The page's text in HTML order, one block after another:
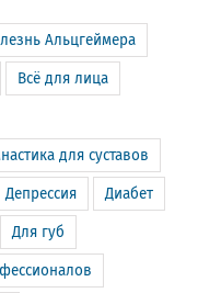
Альцгеймера
Всё для лица
для суставов
Депрессия Диабет
Для губ